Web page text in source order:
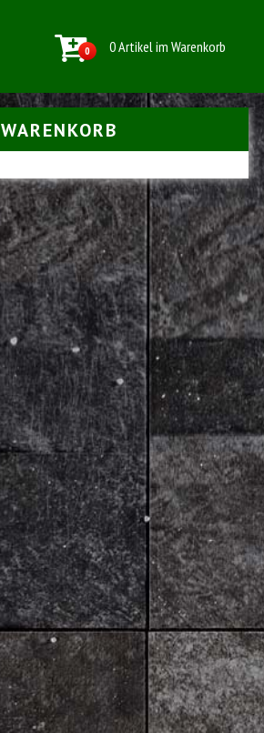
0 0 Artikel im Warenkorb
WARENKORB